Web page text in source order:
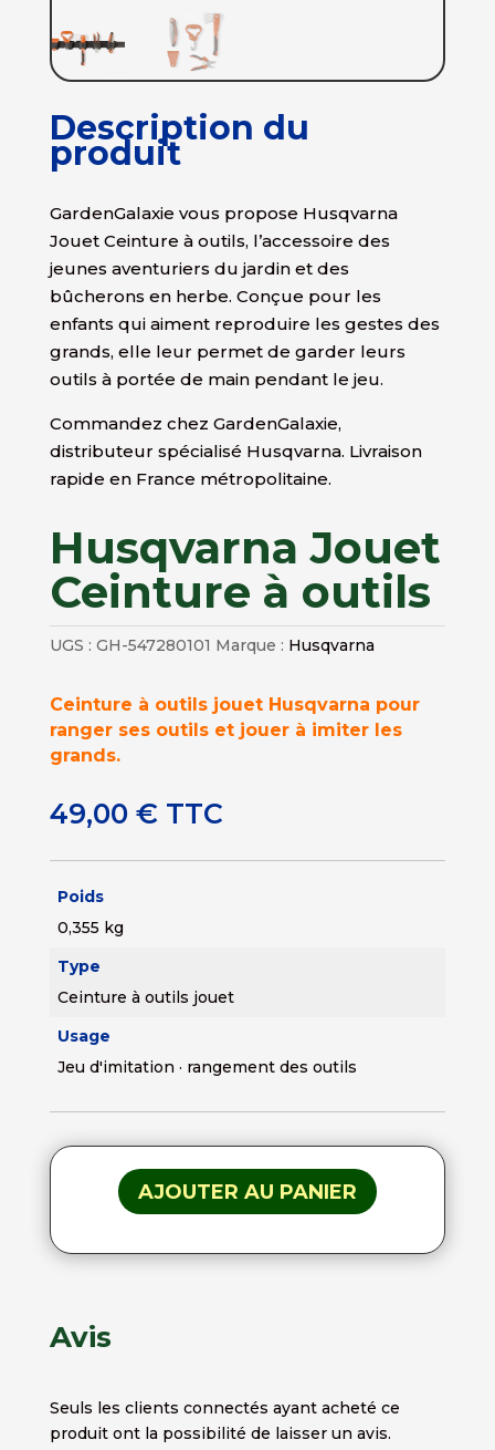
Description du
produit
GardenGalaxie vous propose Husqvarna
Jouet Ceinture à outils, l’accessoire des
jeunes aventuriers du jardin et des
bûcherons en herbe. Conçue pour les
enfants qui aiment reproduire les gestes des
grands, elle leur permet de garder leurs
outils à portée de main pendant le jeu.
Commandez chez GardenGalaxie,
distributeur spécialisé Husqvarna. Livraison
rapide en France métropolitaine.
Husqvarna Jouet
Ceinture à outils
UGS : GH-547280101 Marque : Husqvarna
Ceinture à outils jouet Husqvarna pour
ranger ses outils et jouer à imiter les
grands.
49,00 € TTC
Poids
0,355 kg
Type
Ceinture à outils jouet
Usage
Jeu d'imitation · rangement des outils
AJOUTER AU PANIER
Avis
Seuls les clients connectés ayant acheté ce
produit ont la possibilité de laisser un avis.